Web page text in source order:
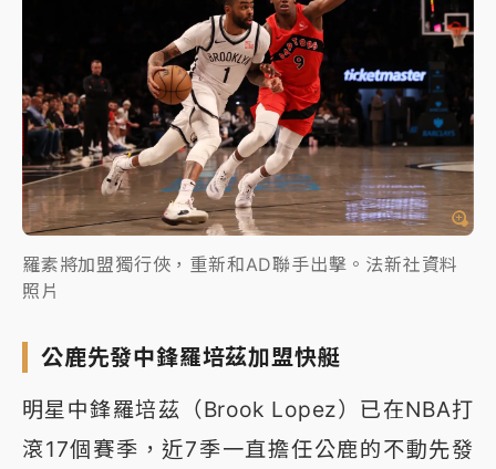
羅素將加盟獨行俠，重新和AD聯手出擊。法新社資料
照片
公鹿先發中鋒羅培茲加盟快艇
明星中鋒羅培茲（Brook Lopez）已在NBA打
滾17個賽季，近7季一直擔任公鹿的不動先發